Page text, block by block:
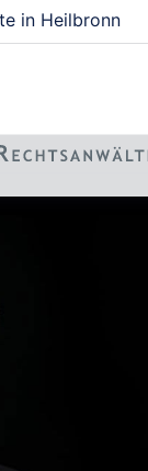
in Heilbronn